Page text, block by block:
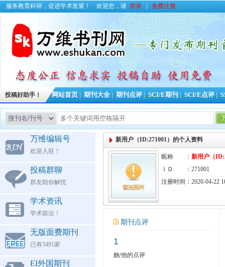
服务教育科研，促进学术发展！ 欢迎您，请 登录 免费注册
投稿好助手！ 网站首页 期刊大全 期刊点评 SCI/E期刊 SCI/E点评
万维编辑号
欢迎入驻！
投稿群聊
群友助你解忧
学术资讯
学术前沿！
无版面费期刊
已有3491家
EI外国期刊
新用户（ID:271001）的个人资料
昵称 ： 新用户（
ＩＤ ：271001
注册时间：2020-04-22
期刊点评
1
她/他的点评